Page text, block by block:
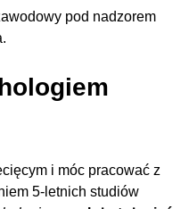
pod nadzorem
i móc pracować z
5-letnich studiów